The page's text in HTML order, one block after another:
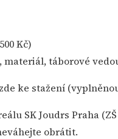
Kč)
táborové
zde ke stažení
SK Joudrs Praha
obrátit.